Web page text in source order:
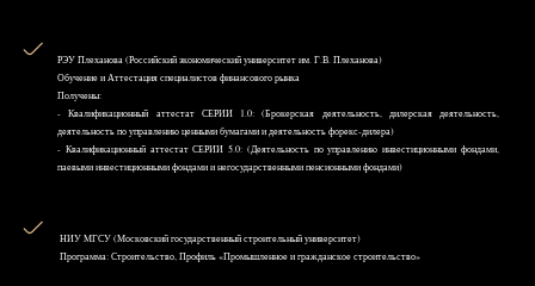
РЭУ Плеханова (Российский экономический университет им. Г.В. Плеханова)
Обучение и Аттестация специалистов финансового рынка
Получены:
- Квалификационный аттестат СЕРИИ 1.0: (Брокерская деятельность, дилерская деятельность,
деятельность по управлению ценными бумагами и деятельность форекс-дилера)
- Квалификационный аттестат СЕРИИ 5.0: (Деятельность по управлению инвестиционными фондами,
паевыми инвестиционными фондами и негосударственными пенсионными фондами)
НИУ MГСУ (Московский государственный строительный университет)
Программа: Строительство, Профиль «Промышленное и гражданское строительство»